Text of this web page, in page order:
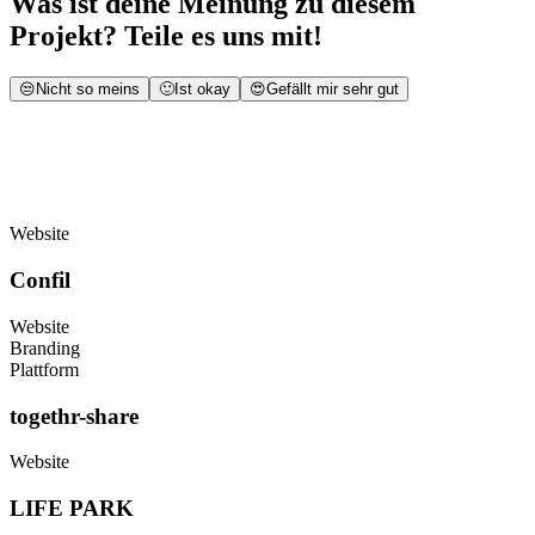
Projekt? Teile es uns mit!
😒Nicht so meins 🙂Ist okay 😍Gefällt mir sehr gut
PROJEKTÜBERSICHT
Website
Confil
Website
Branding
Plattform
togethr-share
Website
LIFE PARK